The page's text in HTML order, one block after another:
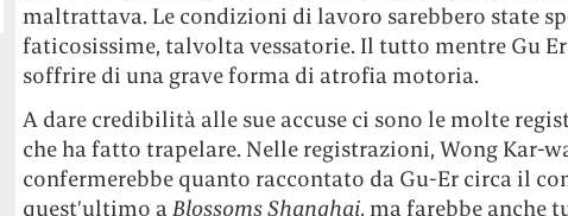
maltrattava. Le condizioni di lavoro sarebbero state
faticosissime, talvolta vessatorie. Il tutto mentre Gu Er
soffrire di una grave forma di atrofia motoria.
A dare credibilità alle sue accuse ci sono le molte
che ha fatto trapelare. Nelle registrazioni, Wong Kar-
confermerebbe quanto raccontato da Gu-Er circa il
quest’ultimo a Blossoms Shanghai, ma farebbe anche